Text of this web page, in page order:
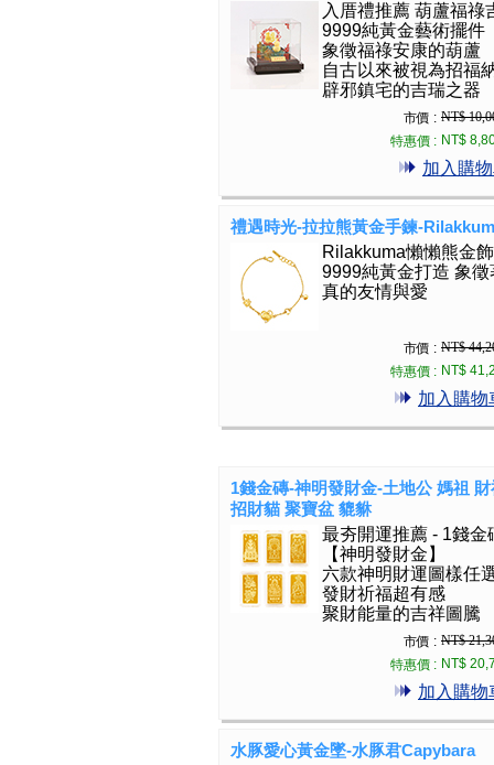
入厝禮推薦 葫蘆福祿
9999純黃金藝術擺件
象徵福祿安康的葫蘆
自古以來被視為招福
辟邪鎮宅的吉瑞之器
市價 : NT$
特惠價 : NT$
加入購
禮遇時光-拉拉熊黃金手鍊-
Rilakkuma懶懶熊金飾
9999純黃金打造 象徵
真的友情與愛
市價 : NT$
特惠價 : NT$
加入購物
1錢金磚-神明發財金-土地公 媽祖
招財貓 聚寶盆 貔貅
最夯開運推薦 - 1錢金
【神明發財金】
六款神明財運圖樣任
發財祈福超有感
聚財能量的吉祥圖騰
市價 : NT$
特惠價 : NT$
加入購物
水豚愛心黃金墜-水豚君Capybara